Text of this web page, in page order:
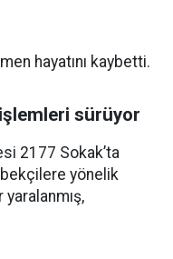
hayatını kaybetti.
işlemleri sürüyor
2177 Sokak’ta
yönelik
yaralanmış,